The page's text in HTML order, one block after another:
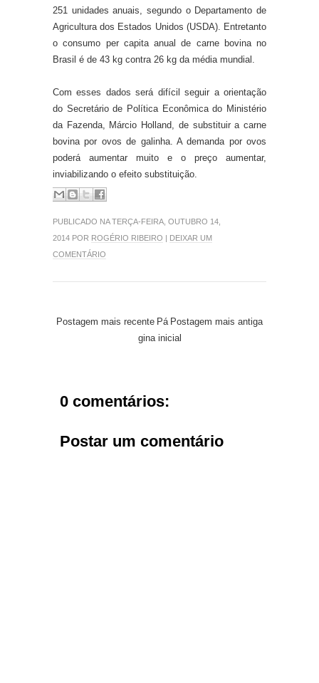
251 unidades anuais, segundo o Departamento de
Agricultura dos Estados Unidos (USDA). Entretanto
o consumo per capita anual de carne bovina no
Brasil é de 43 kg contra 26 kg da média mundial.
Com esses dados será difícil seguir a orientação
do Secretário de Política Econômica do Ministério
da Fazenda, Márcio Holland, de substituir a carne
bovina por ovos de galinha. A demanda por ovos
poderá aumentar muito e o preço aumentar,
inviabilizando o efeito substituição.
PUBLICADO NA TERÇA-FEIRA, OUTUBRO 14,
2014 POR ROGÉRIO RIBEIRO | DEIXAR UM
COMENTÁRIO
Postagem mais recente Postagem mais antiga
Pá
gina inicial
0 comentários:
Postar um comentário